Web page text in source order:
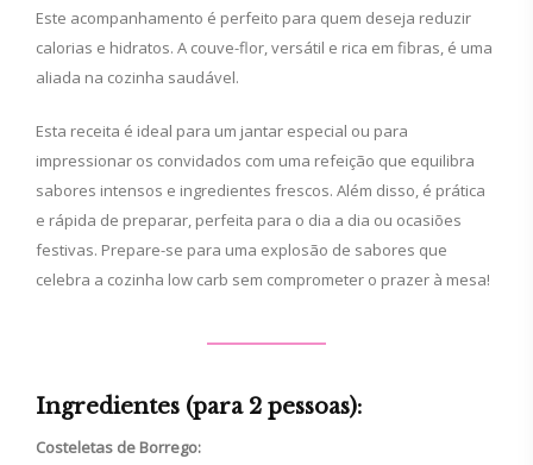
Este acompanhamento é perfeito para quem deseja reduzir
calorias e hidratos. A couve-flor, versátil e rica em fibras, é uma
aliada na cozinha saudável.
Esta receita é ideal para um jantar especial ou para
impressionar os convidados com uma refeição que equilibra
sabores intensos e ingredientes frescos. Além disso, é prática
e rápida de preparar, perfeita para o dia a dia ou ocasiões
festivas. Prepare-se para uma explosão de sabores que
celebra a cozinha low carb sem comprometer o prazer à mesa!
Ingredientes (para 2 pessoas):
Costeletas de Borrego: